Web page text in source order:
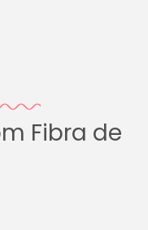
Fibra de